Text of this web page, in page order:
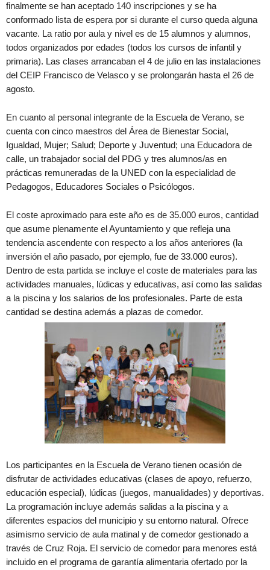
finalmente se han aceptado 140 inscripciones y se ha
conformado lista de espera por si durante el curso queda alguna
vacante. La ratio por aula y nivel es de 15 alumnos y alumnos,
todos organizados por edades (todos los cursos de infantil y
primaria). Las clases arrancaban el 4 de julio en las instalaciones
del CEIP Francisco de Velasco y se prolongarán hasta el 26 de
agosto.
En cuanto al personal integrante de la Escuela de Verano, se
cuenta con cinco maestros del Área de Bienestar Social,
Igualdad, Mujer; Salud; Deporte y Juventud; una Educadora de
calle, un trabajador social del PDG y tres alumnos/as en
prácticas remuneradas de la UNED con la especialidad de
Pedagogos, Educadores Sociales o Psicólogos.
El coste aproximado para este año es de 35.000 euros, cantidad
que asume plenamente el Ayuntamiento y que refleja una
tendencia ascendente con respecto a los años anteriores (la
inversión el año pasado, por ejemplo, fue de 33.000 euros).
Dentro de esta partida se incluye el coste de materiales para las
actividades manuales, lúdicas y educativas, así como las salidas
a la piscina y los salarios de los profesionales. Parte de esta
cantidad se destina además a plazas de comedor.
Los participantes en la Escuela de Verano tienen ocasión de
disfrutar de actividades educativas (clases de apoyo, refuerzo,
educación especial), lúdicas (juegos, manualidades) y deportivas.
La programación incluye además salidas a la piscina y a
diferentes espacios del municipio y su entorno natural. Ofrece
asimismo servicio de aula matinal y de comedor gestionado a
través de Cruz Roja. El servicio de comedor para menores está
incluido en el programa de garantía alimentaria ofertado por la